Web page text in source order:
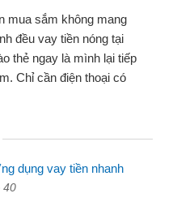
Tôi kinh doanh
nhiều lúc cần vốn
đến website qua bạn
đã giải quyết được
dụng vay tiền nhanh
40